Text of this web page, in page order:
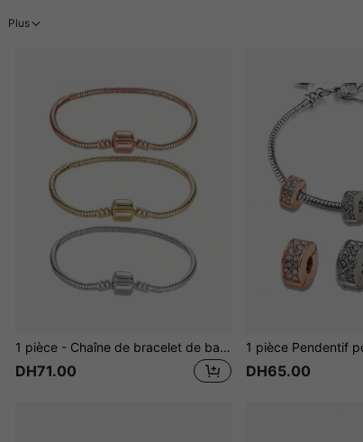
Plus
1 pièce - Chaîne de bracelet de base minimaliste et à la mode en cuivre de 19 cm x 3 mm, motif de pilier carré pour DIY de perles
DH71.00 DH65.00